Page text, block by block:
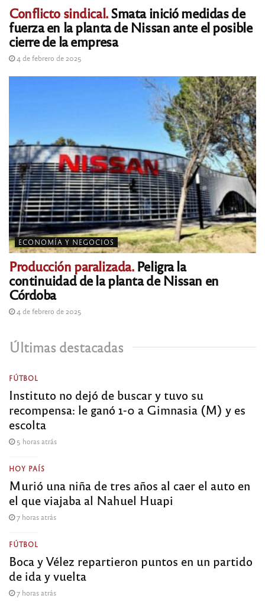
Conflicto sindical.Smata inició medidas de
fuerza en la planta de Nissan ante el posible
cierre de la empresa
4 de febrero de 2025
ECONOMÍA Y NEGOCIOS
Producción paralizada.Peligra la
continuidad de la planta de Nissan en
Córdoba
4 de febrero de 2025
Últimas destacadas
FÚTBOL
Instituto no dejó de buscar y tuvo su
recompensa: le ganó 1-0 a Gimnasia (M) y es
escolta
5 horas atrás
HOY PAÍS
Murió una niña de tres años al caer el auto en
el que viajaba al Nahuel Huapi
7 horas atrás
FÚTBOL
Boca y Vélez repartieron puntos en un partido
de ida y vuelta
7 horas atrás